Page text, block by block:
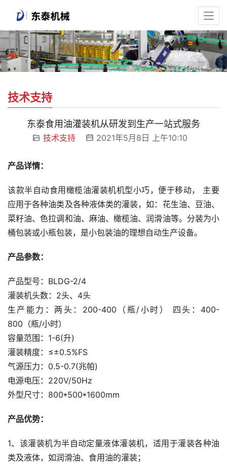
技术支持
东泰食用油灌装机从研发到生产一站式服务
技术支持 2021年5月8日 上午10:10
产品详情：
该款半自动食用橄榄油灌装机机型小巧，便于移动， 主要
应用于各种油类及各种液体类的灌装，如：花生油、豆油、
菜籽油、色拉调和油、麻油、橄榄油、润滑油等。分装为小
桶包装或小瓶包装，是小包装油的理想自动生产设备。
产品参数：
产品型号：BLDG-2/4
灌装机头数：2头、4头
生产能力：两头：200-400（瓶/小时） 四头：400-
800（瓶/小时）
容量范围：1-6(升)
灌装精度：≤±0.5%FS
气源压力：0.5-0.7(兆帕)
电源电压：220V/50Hz
外型尺寸：800*500*1600mm
产品优势：
1、该灌装机为半自动定量液体灌装机，适用于灌装各种油
类及液体，如润滑油、食用油的灌装；